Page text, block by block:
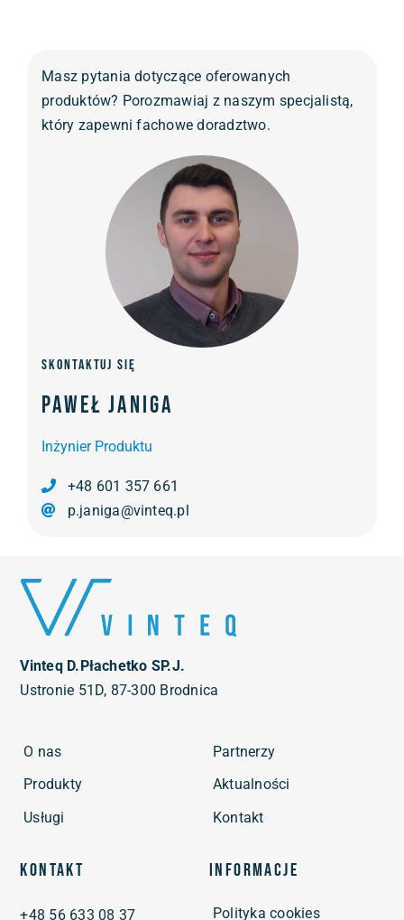
Masz pytania dotyczące oferowanych
produktów? Porozmawiaj z naszym specjalistą,
który zapewni fachowe doradztwo.
Skontaktuj się
Paweł Janiga
Inżynier Produktu
+48 601 357 661
p.janiga@vinteq.pl
Kontakt Informacje
Vinteq D.Płachetko SP.J.
Ustronie 51D, 87-300 Brodnica
O nas
Produkty
Usługi
Partnerzy
Aktualności
Kontakt
+48 56 633 08 37 Polityka cookies